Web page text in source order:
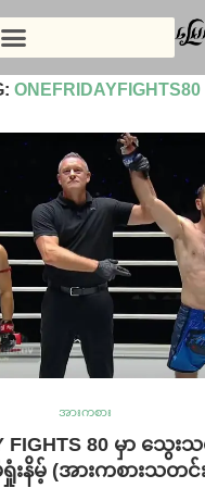
ONEFRIDAYFIGHTS80
အားကစား
FIGHTS 80 မှာ သွေ
းနိမ့် (အားကစားသတင်